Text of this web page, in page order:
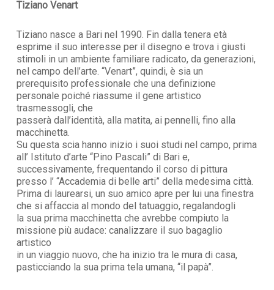
Tiziano Venart
Tiziano nasce a Bari nel 1990. Fin dalla tenera età
esprime il suo interesse per il disegno e trova i giusti
stimoli in un ambiente familiare radicato, da generazioni,
nel campo dell’arte. “Venart”, quindi, è sia un
prerequisito professionale che una definizione
personale poiché riassume il gene artistico
trasmessogli, che
passerà dall’identità, alla matita, ai pennelli, fino alla
macchinetta.
Su questa scia hanno inizio i suoi studi nel campo, prima
all’ Istituto d’arte “Pino Pascali” di Bari e,
successivamente, frequentando il corso di pittura
presso l’ “Accademia di belle arti” della medesima città.
Prima di laurearsi, un suo amico apre per lui una finestra
che si affaccia al mondo del tatuaggio, regalandogli
la sua prima macchinetta che avrebbe compiuto la
missione più audace: canalizzare il suo bagaglio
artistico
in un viaggio nuovo, che ha inizio tra le mura di casa,
pasticciando la sua prima tela umana, “il papà”.